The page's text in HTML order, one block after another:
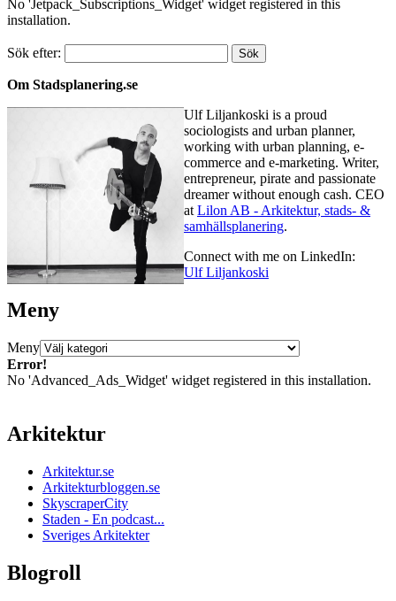
No 'Jetpack_Subscriptions_Widget' widget registered in this
installation.
Sök efter:
Om Stadsplanering.se
Ulf Liljankoski is a proud
sociologists and urban planner,
working with urban planning, e-
commerce and e-marketing. Writer,
entrepreneur, pirate and passionate
dreamer without enough cash. CEO
at Lilon AB - Arkitektur, stads- &
samhällsplanering.
Connect with me on LinkedIn:
Ulf Liljankoski
Meny
Meny
Error!
No 'Advanced_Ads_Widget' widget registered in this installation.
Arkitektur
Arkitektur.se
Arkitekturbloggen.se
SkyscraperCity
Staden - En podcast...
Sveriges Arkitekter
Blogroll